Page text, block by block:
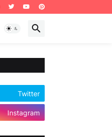
Twitter
Instagram